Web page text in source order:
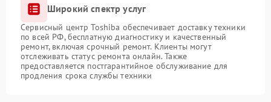
Широкий спектр услуг
Сервисный центр Toshiba обеспечивает доставку техники
по всей РФ, бесплатную диагностику и качественный
ремонт, включая срочный ремонт. Клиенты могут
отслеживать статус ремонта онлайн. Также
предоставляется постгарантийное обслуживание для
продления срока службы техники